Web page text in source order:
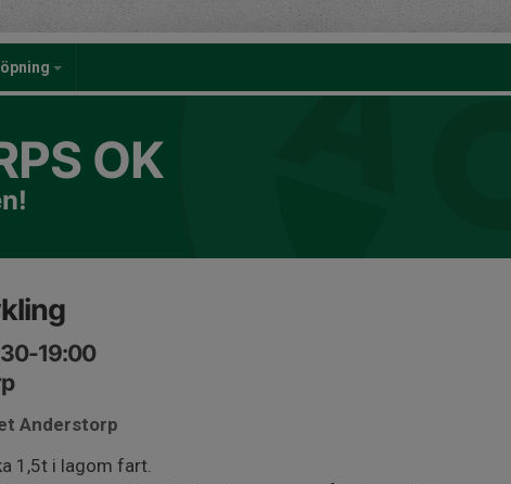
OK
19:00
Anderstorp
1,5t i lagom fart.